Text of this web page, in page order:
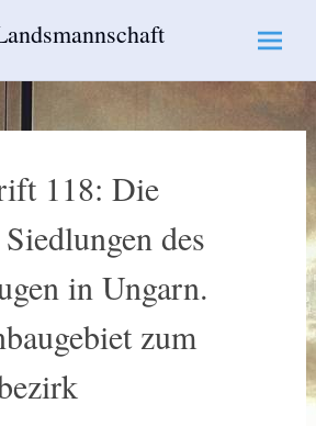
118: Die
des
in Ungarn.
zum